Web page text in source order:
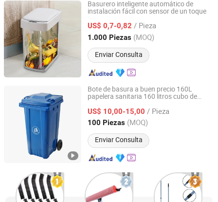
Basurero inteligente automático de
instalación fácil con sensor de un toque
US$ 0,7-0,82 / Pieza
1.000 Piezas (MOQ)
Enviar Consulta
Yiwu Market UNION Co., Ltd.
Zhejiang, China Desde 2026
Bote de basura a buen precio 160L
papelera sanitaria 160 litros cubo de
US$ 10,00-15,00 / Pieza
100 Piezas (MOQ)
Enviar Consulta
Zhejiang Huanqun Plastic Co., Ltd.
Zhejiang, China Desde 2021